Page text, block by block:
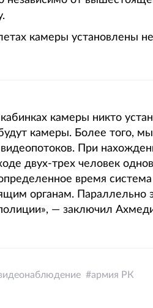
камеры установлены
камеры никто
камеры. Более того,
видеопотоков. При
двух-трех человек
время система
органам. Параллельно
— заключил
армия РК